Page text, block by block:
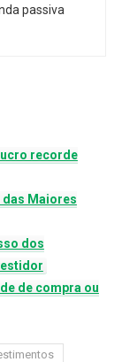
passiva
recorde
das Maiores
dos
de compra ou